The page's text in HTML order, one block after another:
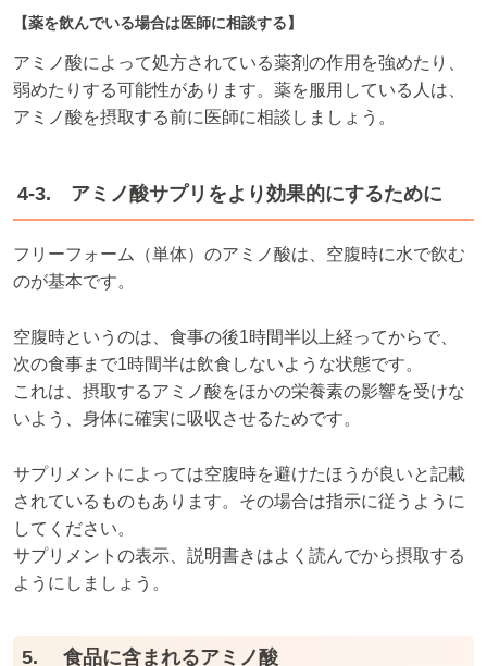
【薬を飲んでいる場合は医師に相談する】
アミノ酸によって処方されている薬剤の作用を強めたり、
弱めたりする可能性があります。薬を服用している人は、
アミノ酸を摂取する前に医師に相談しましょう。
4-3. アミノ酸サプリをより効果的にするために
フリーフォーム（単体）のアミノ酸は、空腹時に水で飲む
のが基本です。
空腹時というのは、食事の後1時間半以上経ってからで、
次の食事まで1時間半は飲食しないような状態です。
これは、摂取するアミノ酸をほかの栄養素の影響を受けな
いよう、身体に確実に吸収させるためです。
サプリメントによっては空腹時を避けたほうが良いと記載
されているものもあります。その場合は指示に従うように
してください。
サプリメントの表示、説明書きはよく読んでから摂取する
ようにしましょう。
5. 食品に含まれるアミノ酸